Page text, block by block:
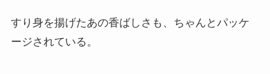
すり身を揚げたあの香ばしさも、ちゃんとパッケ
ージされている。